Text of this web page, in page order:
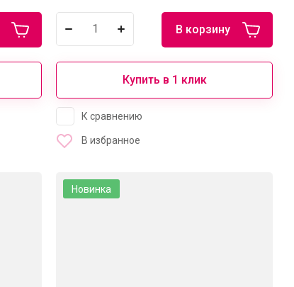
В корзину
Купить в 1 клик
К сравнению
В избранное
Новинка